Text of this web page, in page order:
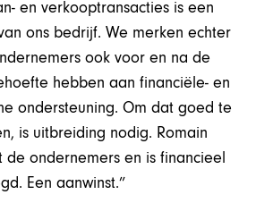
en verkooptransacties is een
ons bedrijf. We merken echter
ook voor en na de
hebben aan financiële- en
ondersteuning. Om dat goed te
is uitbreiding nodig. Romain
de ondernemers en is financieel
Een aanwinst.”